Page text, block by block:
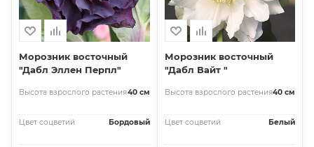
Морозник восточный
"Дабл Эллен Перпл"
Высота взрослого растения40 см
Цвет соцветий Бордовый
Морозник восточный
"Дабл Вайт "
Высота взрослого растения40 см
Цвет соцветий Белый